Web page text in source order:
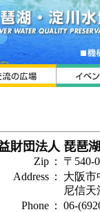
財団法人 琵琶
Zip ：
〒540-
Address ：
大阪
尼信天
Phone ： 06-